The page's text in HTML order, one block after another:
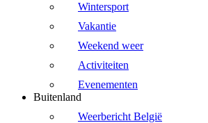
Wintersport
Vakantie
Weekend weer
Activiteiten
Evenementen
Buitenland
Weerbericht België